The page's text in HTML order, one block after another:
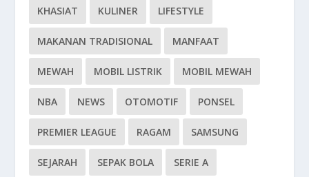
KHASIAT KULINER LIFESTYLE
MAKANAN TRADISIONAL MANFAAT
MEWAH MOBIL LISTRIK MOBIL MEWAH
NBA NEWS OTOMOTIF PONSEL
PREMIER LEAGUE RAGAM SAMSUNG
SEJARAH SEPAK BOLA SERIE A